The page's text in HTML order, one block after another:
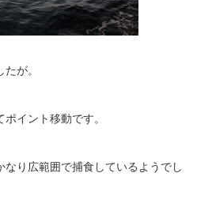
が。
イント移動です。
り広範囲で捕食しているようでし